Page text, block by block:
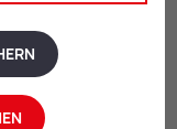
: Leiterin des